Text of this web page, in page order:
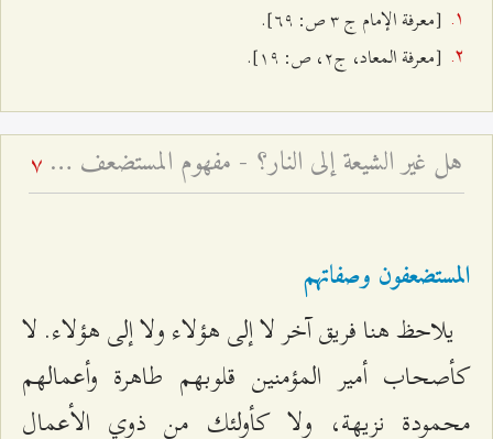
[معرفة الإمام ج ٣ ص: ٦٩].
[معرفة المعاد، ج‌٢، ص: ۱٩].
هل غير الشيعة إلى النار؟ - مفهوم المستضعف في القرآن الكريم 7
المستضعفون وصفاتهم
يلاحظ هنا فريق آخر لا إلى هؤلاء ولا إلى هؤلاء. لا
كأصحاب أمير المؤمنين قلوبهم طاهرة وأعمالهم
محمودة نزيهة، ولا كأولئك من ذوي الأعمال